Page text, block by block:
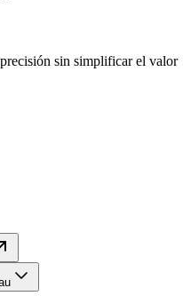
sin simplificar el valor